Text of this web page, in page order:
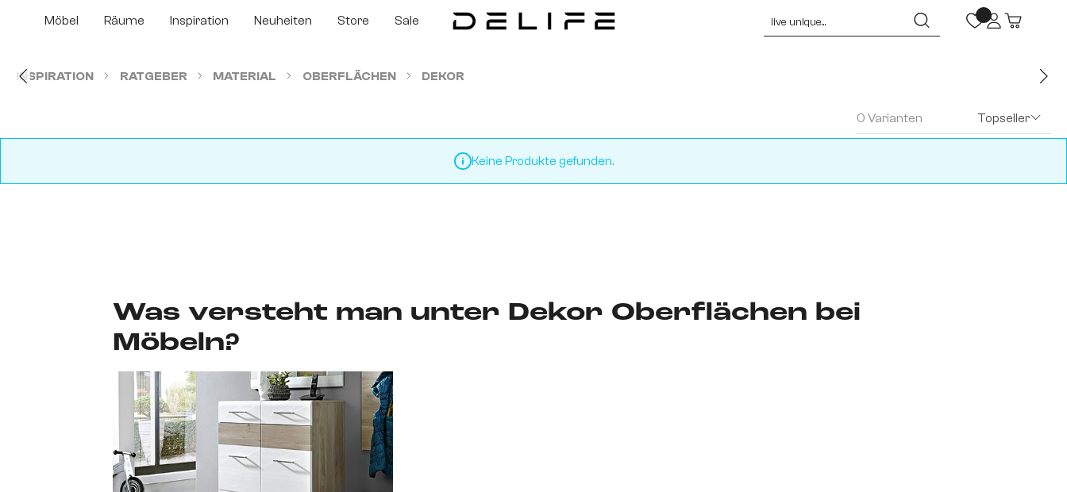
Hauptinhalt springen
Zur Suche springen
Zur Hauptnavigation springen
Möbel Räume Inspiration Neuheiten Store Sale
INSPIRATION RATGEBER MATERIAL OBERFLÄCHEN DEKOR
0 Varianten Topseller
Keine Produkte gefunden.
Was versteht man unter Dekor Oberflächen bei
Möbeln?